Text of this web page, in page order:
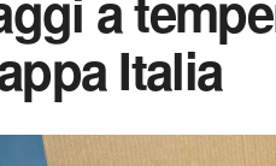
Italia